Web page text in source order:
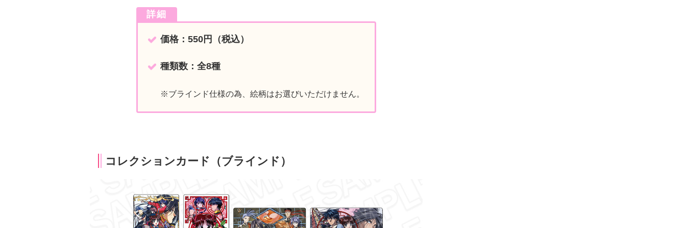
詳細
価格：550円（税込）
種類数：全8種
※ブラインド仕様の為、絵柄はお選びいただけません。
コレクションカード（ブラインド）